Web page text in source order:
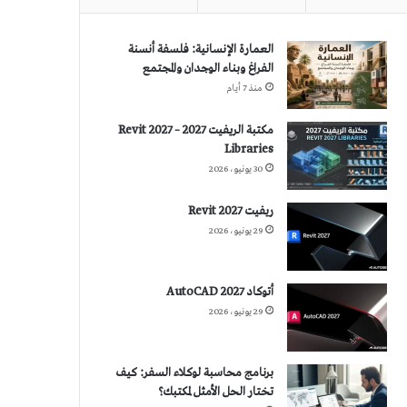
العمارة الإنسانية: فلسفة أنسنة
الفراغ وبناء الوجدان والمجتمع
منذ 7 أيام
مكتبة الريفيت 2027 – Revit 2027
Libraries
30 يونيو، 2026
ريفيت 2027 Revit
29 يونيو، 2026
أتوكاد 2027 AutoCAD
29 يونيو، 2026
برنامج محاسبة لوكلاء السفر: كيف
تختار الحل الأمثل لمكتبك؟